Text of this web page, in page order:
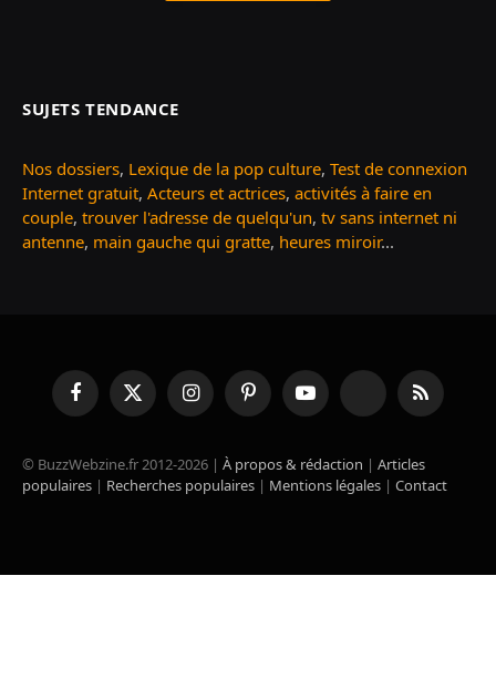
SUJETS TENDANCE
Nos dossiers, Lexique de la pop culture, Test de connexion
Internet gratuit, Acteurs et actrices, activités à faire en
couple, trouver l'adresse de quelqu'un, tv sans internet ni
antenne, main gauche qui gratte, heures miroir...
FacebookX
(Twitter)
InstagramPinterestYouTube TikTok RSS
© BuzzWebzine.fr 2012-2026 | À propos & rédaction | Articles
populaires | Recherches populaires | Mentions légales | Contact